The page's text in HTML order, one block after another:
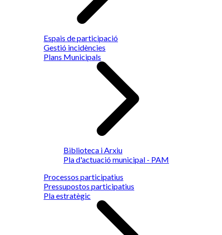
Espais de participació
Gestió incidències
Plans Municipals
Biblioteca i Arxiu
Pla d'actuació municipal - PAM
Processos participatius
Pressupostos participatius
Pla estratègic